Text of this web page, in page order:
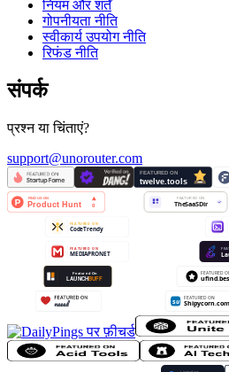
नियम और शर्तें
गोपनीयता नीति
स्वीकार्य उपयोग नीति
रिफंड नीति
संपर्क
प्रश्न या चिंताएं?
support@unorouter.com